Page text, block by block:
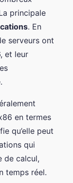
principale
. En
serveurs ont
et leur
en termes
qu’elle peut
qui
de calcul,
temps réel.